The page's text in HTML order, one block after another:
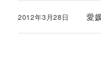
愛
投稿日
2012年3月28日